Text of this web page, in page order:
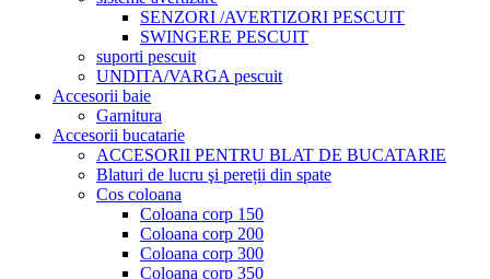
SENZORI /AVERTIZORI PESCUIT
SWINGERE PESCUIT
suporti pescuit
UNDITA/VARGA pescuit
Accesorii baie
Garnitura
Accesorii bucatarie
ACCESORII PENTRU BLAT DE BUCATARIE
Blaturi de lucru şi pereții din spate
Cos coloana
Coloana corp 150
Coloana corp 200
Coloana corp 300
Coloana corp 350